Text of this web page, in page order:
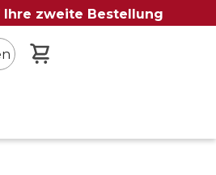
Ihre zweite Bestellung